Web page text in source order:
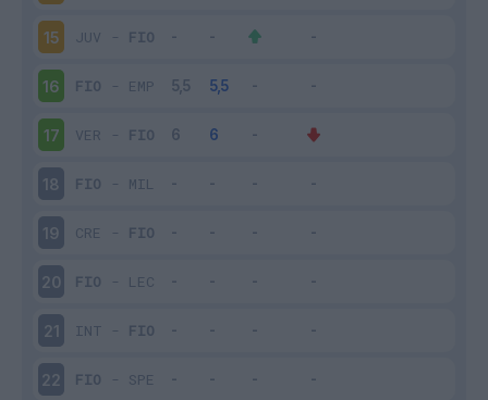
15 JUV - FIO
16 FIO - EMP
17 VER - FIO
18 FIO - MIL
19 CRE - FIO
20 FIO - LEC
21 INT - FIO
22 FIO - SPE